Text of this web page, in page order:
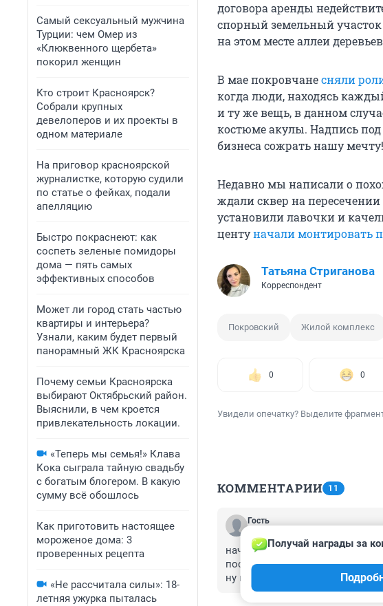
Самый сексуальный мужчина
Турции: чем Омер из
«Клюквенного щербета»
покорил женщин
Кто строит Красноярск?
Собрали крупных
девелоперов и их проекты в
одном материале
На приговор красноярской
журналистке, которую судили
по статье о фейках, подали
апелляцию
Быстро покраснеют: как
соспеть зеленые помидоры
дома — пять самых
эффективных способов
Может ли город стать частью
квартиры и интерьера?
Узнали, каким будет первый
панорамный ЖК Красноярска
Почему семьи Красноярска
выбирают Октябрьский район.
Выяснили, в чем кроется
привлекательность локации.
«Теперь мы семья!» Клава
Кока сыграла тайную свадьбу
с богатым блогером. В какую
сумму всё обошлось
Как приготовить настоящее
мороженое дома: 3
проверенных рецепта
«Не рассчитала силы»: 18-
летняя ужурка пыталась
договора аренды
спорный земельный
на этом месте аллеи
В мае покровчанесняли
когда люди, находясь
и ту же вещь, в данном
костюме акулы. Надпись под
бизнеса сожрать нашу
Недавно мы написали о
ждали сквер на
установили лавочки и
центуначали монтировать
Татьяна Стриганова
Корреспондент
Покровский Жилой комплекс
0 0
Увидели опечатку? Выделите
КОММЕНТАРИИ 11
Гость
начали с обещаний о сквере,
построили 3 свечки =)))
ну в самом деле рядом школа,
Получай награды за